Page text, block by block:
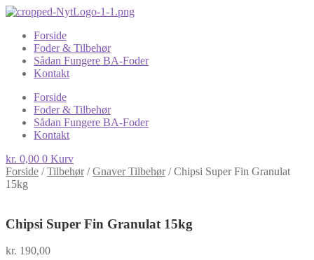
Forside
Foder & Tilbehør
Sådan Fungere BA-Foder
Kontakt
Forside
Foder & Tilbehør
Sådan Fungere BA-Foder
Kontakt
kr. 0,00 0 Kurv
Forside /Tilbehør/Gnaver Tilbehør/Chipsi Super Fin Granulat
15kg
Chipsi Super Fin Granulat 15kg
kr. 190,00